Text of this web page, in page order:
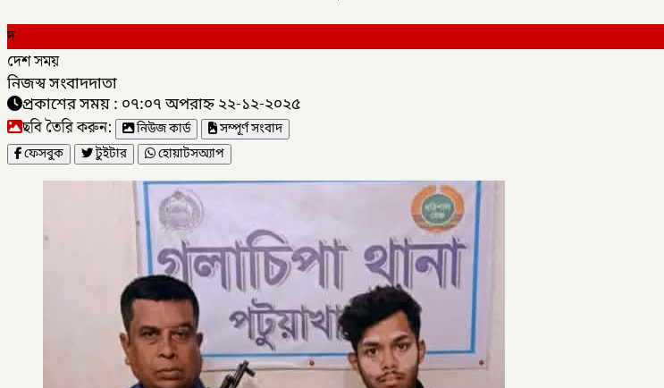
দ
দেশ সময়
নিজস্ব সংবাদদাতা
প্রকাশের সময় : ০৭:০৭ অপরাহ্ন ২২-১২-২০২৫
ছবি তৈরি করুন: নিউজ কার্ড
সম্পূর্ণ সংবাদ
ফেসবুক
টুইটার হোয়াটসঅ্যাপ